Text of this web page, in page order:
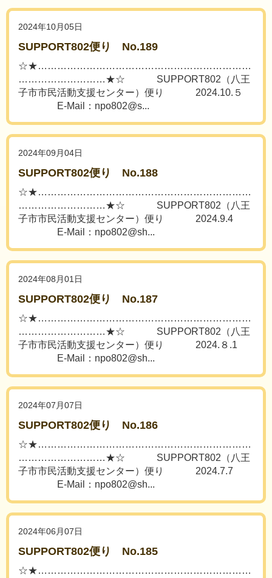
2024年10月05日
SUPPORT802便り No.189
☆★…………………………………………………………
………………………★☆ SUPPORT802（八王
子市市民活動支援センター）便り 2024.10.５
E-Mail：npo802@s...
2024年09月04日
SUPPORT802便り No.188
☆★…………………………………………………………
………………………★☆ SUPPORT802（八王
子市市民活動支援センター）便り 2024.9.4
E-Mail：npo802@sh...
2024年08月01日
SUPPORT802便り No.187
☆★…………………………………………………………
………………………★☆ SUPPORT802（八王
子市市民活動支援センター）便り 2024.８.1
E-Mail：npo802@sh...
2024年07月07日
SUPPORT802便り No.186
☆★…………………………………………………………
………………………★☆ SUPPORT802（八王
子市市民活動支援センター）便り 2024.7.7
E-Mail：npo802@sh...
2024年06月07日
SUPPORT802便り No.185
☆★…………………………………………………………